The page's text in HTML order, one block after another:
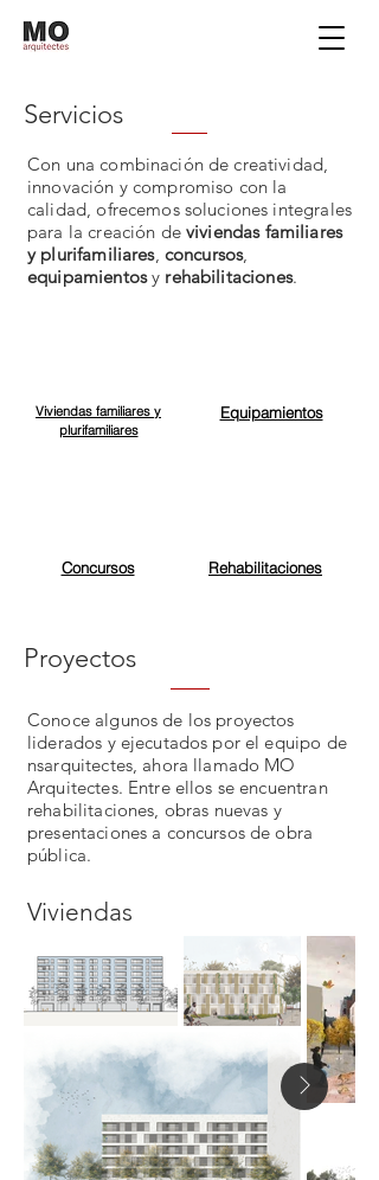
Servicios
Con una combinación de creatividad,
innovación y compromiso con la
calidad, ofrecemos soluciones integrales
para la creación deviviendas familiares
y plurifamiliares, concursos,
equipamientosy rehabilitaciones.
Viviendas familiares y
plurifamiliares
Concursos
Equipamientos
Rehabilitaciones
Proyectos
Conoce algunos de los proyectos
liderados y ejecutados por el equipo de
nsarquitectes, ahora llamado MO
Arquitectes. Entre ellos se encuentran
rehabilitaciones, obras nuevas y
presentaciones a concursos de obra
pública.
Viviendas